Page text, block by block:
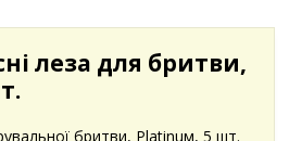
леза для бритви,
бритви, Platinuм, 5 шт.